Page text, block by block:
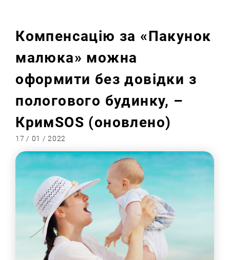
Компенсацію за «Пакунок
малюка» можна
оформити без довідки з
пологового будинку, –
КримSOS (оновлено)
17 / 01 / 2022